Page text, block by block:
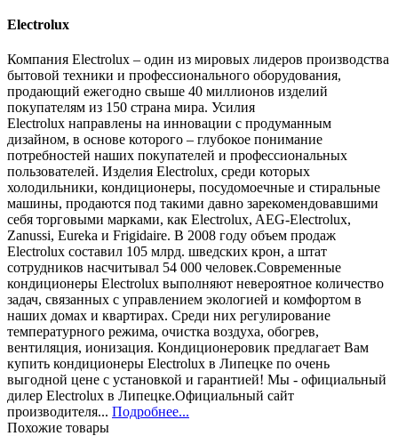
Electrolux
Компания Electrolux – один из мировых лидеров производства
бытовой техники и профессионального оборудования,
продающий ежегодно свыше 40 миллионов изделий
покупателям из 150 страна мира. Усилия
Electrolux направлены на инновации с продуманным
дизайном, в основе которого – глубокое понимание
потребностей наших покупателей и профессиональных
пользователей. Изделия Electrolux, среди которых
холодильники, кондиционеры, посудомоечные и стиральные
машины, продаются под такими давно зарекомендовавшими
себя торговыми марками, как Electrolux, AEG-Electrolux,
Zanussi, Eureka и Frigidaire. В 2008 году объем продаж
Electrolux составил 105 млрд. шведских крон, а штат
сотрудников насчитывал 54 000 человек.Современные
кондиционеры Electrolux выполняют невероятное количество
задач, связанных с управлением экологией и комфортом в
наших домах и квартирах. Среди них регулирование
температурного режима, очистка воздуха, обогрев,
вентиляция, ионизация. Кондиционеровик предлагает Вам
купить кондиционеры Electrolux в Липецке по очень
выгодной цене с установкой и гарантией! Мы - официальный
дилер Electrolux в Липецке.Официальный сайт
производителя... Подробнее...
Похожие товары